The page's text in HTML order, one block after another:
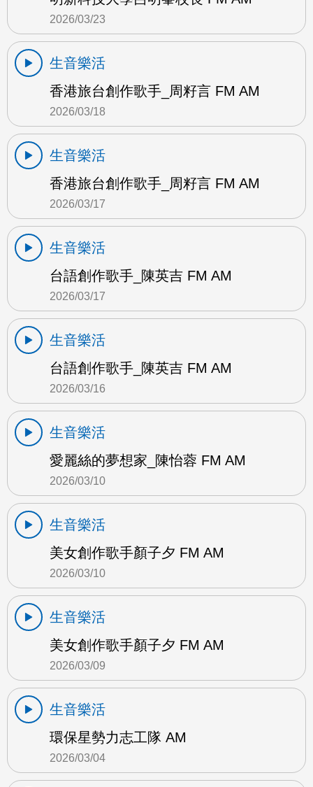
2026/03/23
生音樂活
香港旅台創作歌手_周籽言 FM AM
2026/03/18
生音樂活
香港旅台創作歌手_周籽言 FM AM
2026/03/17
生音樂活
台語創作歌手_陳英吉 FM AM
2026/03/17
生音樂活
台語創作歌手_陳英吉 FM AM
2026/03/16
生音樂活
愛麗絲的夢想家_陳怡蓉 FM AM
2026/03/10
生音樂活
美女創作歌手顏子夕 FM AM
2026/03/10
生音樂活
美女創作歌手顏子夕 FM AM
2026/03/09
生音樂活
環保星勢力志工隊 AM
2026/03/04